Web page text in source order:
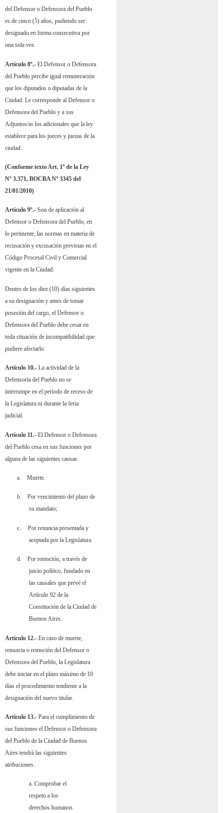
del Defensor o Defensora del Pueblo
es de cinco (5) años, pudiendo ser
designado en forma consecutiva por
una sola vez.
Artículo 8º.- El Defensor o Defensora
del Pueblo percibe igual remuneración
que los diputados o diputadas de la
Ciudad. Le corresponde al Defensor o
Defensora del Pueblo y a sus
Adjuntos/as los adicionales que la ley
establece para los jueces y juezas de la
ciudad.
(Conforme texto Art. 1º de la Ley
Nº 3.371, BOCBA Nº 3345 del
21/01/2010)
Artículo 9º.- Son de aplicación al
Defensor o Defensora del Pueblo, en
lo pertinente, las normas en materia de
recusación y excusación previstas en el
Código Procesal Civil y Comercial
vigente en la Ciudad.
Dentro de los diez (10) días siguientes
a su designación y antes de tomar
posesión del cargo, el Defensor o
Defensora del Pueblo debe cesar en
toda situación de incompatibilidad que
pudiere afectarlo.
Artículo 10.- La actividad de la
Defensoría del Pueblo no se
interrumpe en el período de receso de
la Legislatura ni durante la feria
judicial.
Artículo 11.- El Defensor o Defensora
del Pueblo cesa en sus funciones por
alguna de las siguientes causas:
a. Muerte.
b.
Por vencimiento del plazo de
su mandato;
c.
Por renuncia presentada y
aceptada por la Legislatura.
d.
Por remoción, a través de
juicio político, fundado en
las causales que prevé el
Artículo 92 de la
Constitución de la Ciudad de
Buenos Aires.
Artículo 12.- En caso de muerte,
renuncia o remoción del Defensor o
Defensora del Pueblo, la Legislatura
debe iniciar en el plazo máximo de 10
días el procedimiento tendiente a la
designación del nuevo titular.
Artículo 13.- Para el cumplimiento de
sus funciones el Defensor o Defensora
del Pueblo de la Ciudad de Buenos
Aires tendrá las siguientes
atribuciones:
a. Comprobar el
respeto a los
derechos humanos